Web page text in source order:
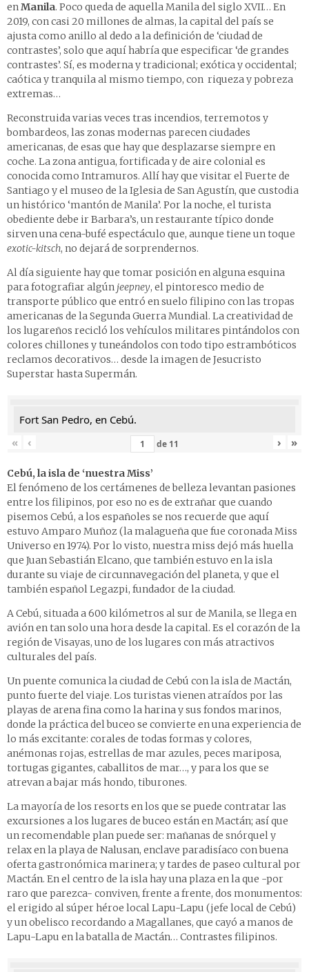
enManila. Poco queda de aquella Manila del siglo XVII… En
2019, con casi 20 millones de almas, la capital del país se
ajusta como anillo al dedo a la definición de ‘ciudad de
contrastes’, solo que aquí habría que especificar ‘de grandes
contrastes’. Sí, es moderna y tradicional; exótica y occidental;
caótica y tranquila al mismo tiempo, con riqueza y pobreza
extremas…
Reconstruida varias veces tras incendios, terremotos y
bombardeos, las zonas modernas parecen ciudades
americanas, de esas que hay que desplazarse siempre en
coche. La zona antigua, fortificada y de aire colonial es
conocida como Intramuros. Allí hay que visitar el Fuerte de
Santiago y el museo de la Iglesia de San Agustín, que custodia
un histórico ‘mantón de Manila’. Por la noche, el turista
obediente debe ir Barbara’s, un restaurante típico donde
sirven una cena-bufé espectáculo que, aunque tiene un toque
exotic-kitsch, no dejará de sorprendernos.
Al día siguiente hay que tomar posición en alguna esquina
para fotografiar algún jeepney, el pintoresco medio de
transporte público que entró en suelo filipino con las tropas
americanas de la Segunda Guerra Mundial. La creatividad de
los lugareños recicló los vehículos militares pintándolos con
colores chillones y tuneándolos con todo tipo estrambóticos
reclamos decorativos… desde la imagen de Jesucristo
Superstar hasta Supermán.
Fort San Pedro, en Cebú.
«
‹ de 11 › »
Cebú, la isla de ‘nuestra Miss’
El fenómeno de los certámenes de belleza levantan pasiones
entre los filipinos, por eso no es de extrañar que cuando
pisemos Cebú, a los españoles se nos recuerde que aquí
estuvo Amparo Muñoz (la malagueña que fue coronada Miss
Universo en 1974). Por lo visto, nuestra miss dejó más huella
que Juan Sebastián Elcano, que también estuvo en la isla
durante su viaje de circunnavegación del planeta, y que el
también español Legazpi, fundador de la ciudad.
A Cebú, situada a 600 kilómetros al sur de Manila, se llega en
avión en tan solo una hora desde la capital. Es el corazón de la
región de Visayas, uno de los lugares con más atractivos
culturales del país.
Un puente comunica la ciudad de Cebú con la isla de Mactán,
punto fuerte del viaje. Los turistas vienen atraídos por las
playas de arena fina como la harina y sus fondos marinos,
donde la práctica del buceo se convierte en una experiencia de
lo más excitante: corales de todas formas y colores,
anémonas rojas, estrellas de mar azules, peces mariposa,
tortugas gigantes, caballitos de mar…, y para los que se
atrevan a bajar más hondo, tiburones.
La mayoría de los resorts en los que se puede contratar las
excursiones a los lugares de buceo están en Mactán; así que
un recomendable plan puede ser: mañanas de snórquel y
relax en la playa de Nalusan, enclave paradisíaco con buena
oferta gastronómica marinera; y tardes de paseo cultural por
Mactán. En el centro de la isla hay una plaza en la que -por
raro que parezca- conviven, frente a frente, dos monumentos:
el erigido al súper héroe local Lapu-Lapu (jefe local de Cebú)
y un obelisco recordando a Magallanes, que cayó a manos de
Lapu-Lapu en la batalla de Mactán… Contrastes filipinos.